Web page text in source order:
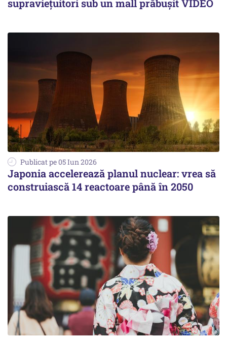
supraviețuitori sub un mall prăbușit VIDEO
Publicat pe 05 Iun 2026
Japonia accelerează planul nuclear: vrea să
construiască 14 reactoare până în 2050